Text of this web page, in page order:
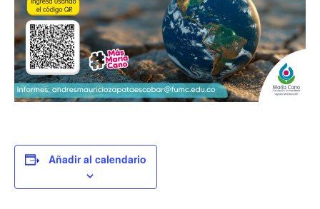
Añadir al calendario